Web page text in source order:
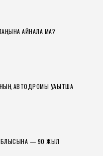
АЙНАЛА МА?
АВТОДРОМЫ УАҚЫТША
ОБЛЫСЫНА — 90 ЖЫЛ